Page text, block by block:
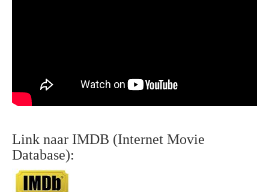
Link naar IMDB (Internet Movie
Database):